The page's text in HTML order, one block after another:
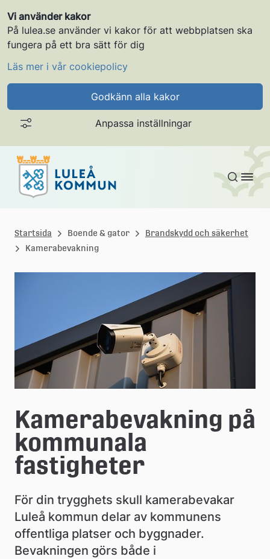
Vi använder kakor
På lulea.se använder vi kakor för att webbplatsen ska
fungera på ett bra sätt för dig
Läs mer i vår cookiepolicy
Godkänn alla kakor
Anpassa inställningar
Gå till innehållet
u
l
e
o
m
m
u
n
Startsida Boende & gator
Brandskydd och säkerhet
Kamerabevakning
Kamerabevakning på
kommunala
fastigheter
För din trygghets skull kamerabevakar
Luleå kommun delar av kommunens
offentliga platser och byggnader.
Bevakningen görs både i